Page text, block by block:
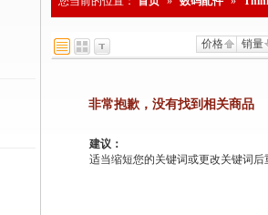
价格 销量
非常抱歉，没有找到相关商品
建议：
适当缩短您的关键词或更改关键词后